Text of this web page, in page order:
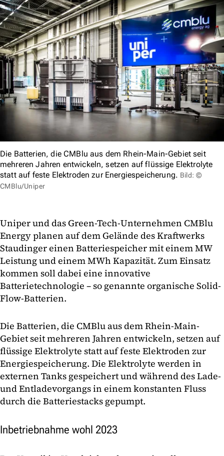
Die Batterien, die CMBlu aus dem Rhein-Main-Gebiet seit
mehreren Jahren entwickeln, setzen auf flüssige Elektrolyte
statt auf feste Elektroden zur Energiespeicherung. Bild: ©
CMBlu/Uniper
Uniper und das Green-Tech-Unternehmen CMBlu
Energy planen auf dem Gelände des Kraftwerks
Staudinger einen Batteriespeicher mit einem MW
Leistung und einem MWh Kapazität. Zum Einsatz
kommen soll dabei eine innovative
Batterietechnologie – so genannte organische Solid-
Flow-Batterien.
Die Batterien, die CMBlu aus dem Rhein-Main-
Gebiet seit mehreren Jahren entwickeln, setzen auf
flüssige Elektrolyte statt auf feste Elektroden zur
Energiespeicherung. Die Elektrolyte werden in
externen Tanks gespeichert und während des Lade-
und Entladevorgangs in einem konstanten Fluss
durch die Batteriestacks gepumpt.
Inbetriebnahme wohl 2023